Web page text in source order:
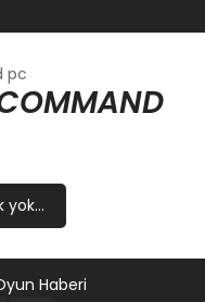
pc
yok...
Haberi